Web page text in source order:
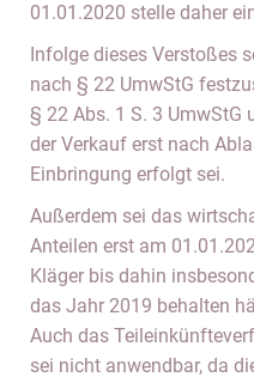
01.01.2020 stelle daher
Infolge dieses Verstoßes
nach § 22 UmwStG
§ 22 Abs. 1 S. 3 UmwStG
der Verkauf erst nach
Einbringung erfolgt sei.
Außerdem sei das
Anteilen erst am
Kläger bis dahin
das Jahr 2019 behalten
Auch das
sei nicht anwendbar, da